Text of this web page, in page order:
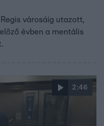
városáig utazott,
évben a mentális
2:46